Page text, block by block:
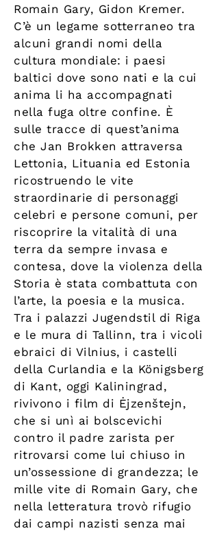
Romain Gary, Gidon Kremer.
C’è un legame sotterraneo tra
alcuni grandi nomi della
cultura mondiale: i paesi
baltici dove sono nati e la cui
anima li ha accompagnati
nella fuga oltre confine. È
sulle tracce di quest’anima
che Jan Brokken attraversa
Lettonia, Lituania ed Estonia
ricostruendo le vite
straordinarie di personaggi
celebri e persone comuni, per
riscoprire la vitalità di una
terra da sempre invasa e
contesa, dove la violenza della
Storia è stata combattuta con
l’arte, la poesia e la musica.
Tra i palazzi Jugendstil di Riga
e le mura di Tallinn, tra i vicoli
ebraici di Vilnius, i castelli
della Curlandia e la Königsberg
di Kant, oggi Kaliningrad,
rivivono i film di Ėjzenštejn,
che si unì ai bolscevichi
contro il padre zarista per
ritrovarsi come lui chiuso in
un’ossessione di grandezza; le
mille vite di Romain Gary, che
nella letteratura trovò rifugio
dai campi nazisti senza mai